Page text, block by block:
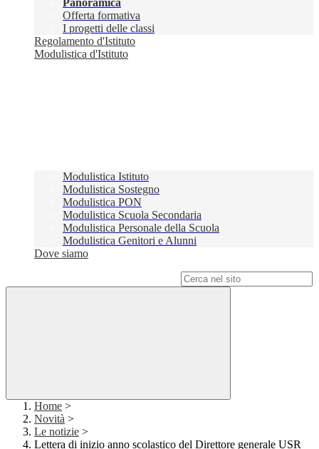
Panoramica
Offerta formativa
I progetti delle classi
Regolamento d'Istituto
Modulistica d'Istituto
Modulistica Istituto
Modulistica Sostegno
Modulistica PON
Modulistica Scuola Secondaria
Modulistica Personale della Scuola
Modulistica Genitori e Alunni
Dove siamo
Home >
Novità >
Le notizie >
Lettera di inizio anno scolastico del Direttore generale USR